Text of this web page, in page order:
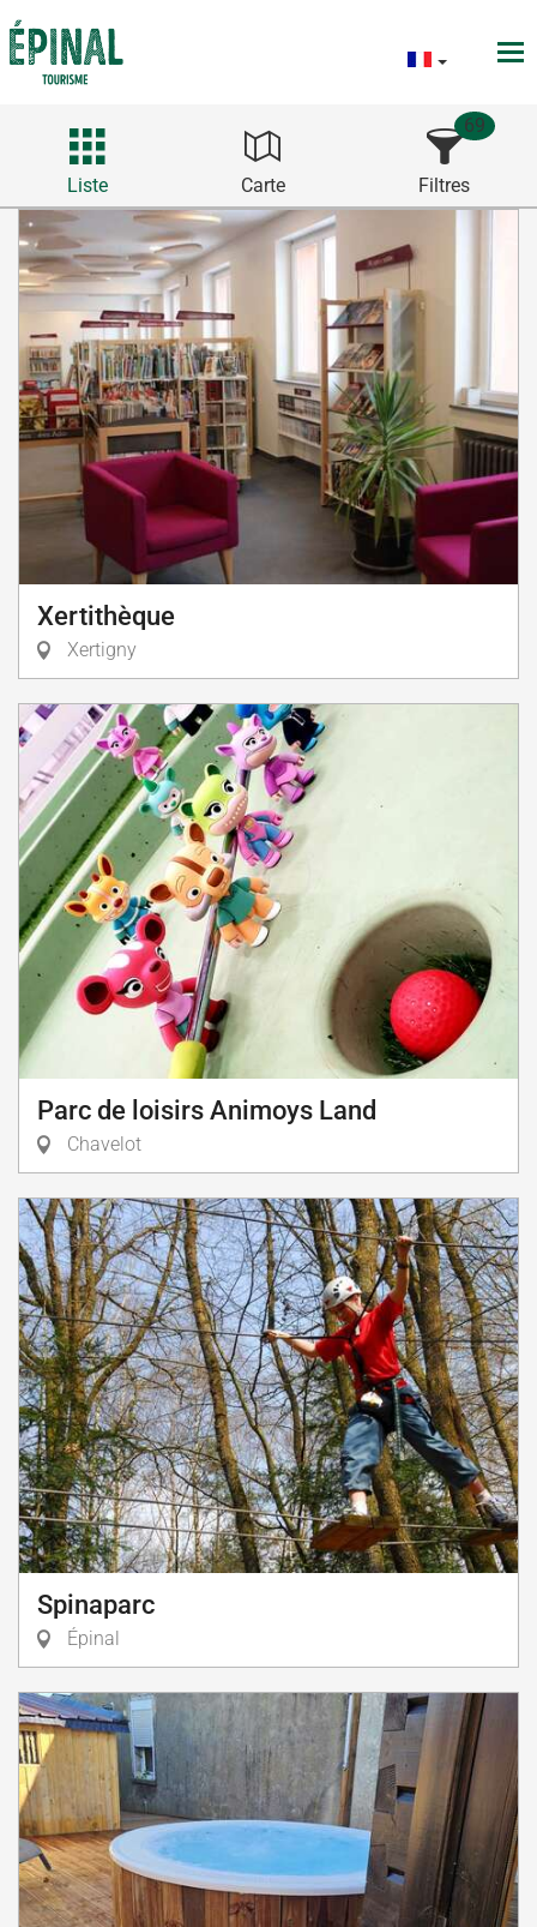
Liste Carte Filtres
69
Xertithèque
Xertigny
Parc de loisirs Animoys Land
Chavelot
Spinaparc
Épinal